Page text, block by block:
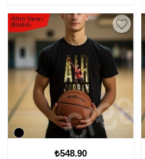
₺548.90